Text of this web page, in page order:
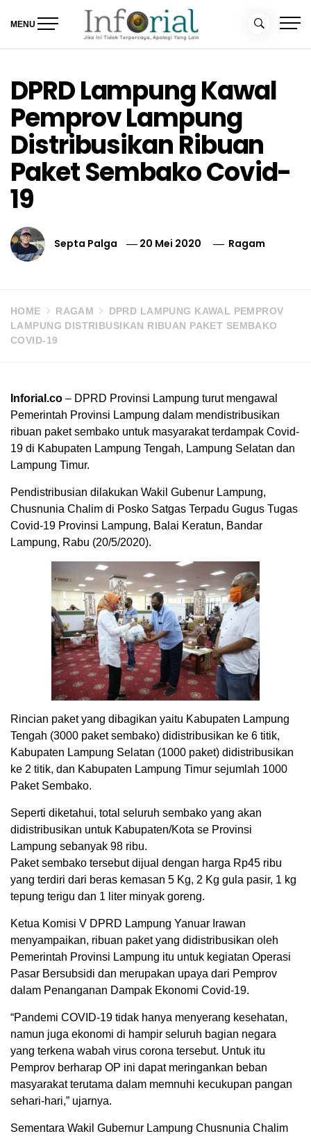
MENU
DPRD Lampung Kawal
Pemprov Lampung
Distribusikan Ribuan
Paket Sembako Covid-
19
Septa Palga 20 Mei 2020 Ragam
HOME RAGAM
DPRD LAMPUNG KAWAL PEMPROV
LAMPUNG DISTRIBUSIKAN RIBUAN PAKET SEMBAKO
COVID-19
Inforial.co – DPRD Provinsi Lampung turut mengawal
Pemerintah Provinsi Lampung dalam mendistribusikan
ribuan paket sembako untuk masyarakat terdampak Covid-
19 di Kabupaten Lampung Tengah, Lampung Selatan dan
Lampung Timur.
Pendistribusian dilakukan Wakil Gubenur Lampung,
Chusnunia Chalim di Posko Satgas Terpadu Gugus Tugas
Covid-19 Provinsi Lampung, Balai Keratun, Bandar
Lampung, Rabu (20/5/2020).
Rincian paket yang dibagikan yaitu Kabupaten Lampung
Tengah (3000 paket sembako) didistribusikan ke 6 titik,
Kabupaten Lampung Selatan (1000 paket) didistribusikan
ke 2 titik, dan Kabupaten Lampung Timur sejumlah 1000
Paket Sembako.
Seperti diketahui, total seluruh sembako yang akan
didistribusikan untuk Kabupaten/Kota se Provinsi
Lampung sebanyak 98 ribu.
Paket sembako tersebut dijual dengan harga Rp45 ribu
yang terdiri dari beras kemasan 5 Kg, 2 Kg gula pasir, 1 kg
tepung terigu dan 1 liter minyak goreng.
Ketua Komisi V DPRD Lampung Yanuar Irawan
menyampaikan, ribuan paket yang didistribusikan oleh
Pemerintah Provinsi Lampung itu untuk kegiatan Operasi
Pasar Bersubsidi dan merupakan upaya dari Pemprov
dalam Penanganan Dampak Ekonomi Covid-19.
“Pandemi COVID-19 tidak hanya menyerang kesehatan,
namun juga ekonomi di hampir seluruh bagian negara
yang terkena wabah virus corona tersebut. Untuk itu
Pemprov berharap OP ini dapat meringankan beban
masyarakat terutama dalam memnuhi kecukupan pangan
sehari-hari,” ujarnya.
Sementara Wakil Gubernur Lampung Chusnunia Chalim